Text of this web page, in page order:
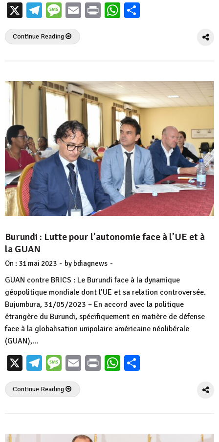
X Telegram
Message
EmailPrintWhatsApp
Continue Reading
Burundi : Lutte pour l’autonomie face à l’UE et à
la GUAN
On : 31 mai 2023 - by bdiagnews -
GUAN contre BRICS : Le Burundi face à la dynamique
géopolitique mondiale dont l’UE et sa relation controversée.
Bujumbura, 31/05/2023 – En accord avec la politique
étrangère du Burundi, spécifiquement en matière de défense
face à la globalisation unipolaire américaine néolibérale
(GUAN),…
X Telegram
Message
EmailPrintWhatsApp
Continue Reading